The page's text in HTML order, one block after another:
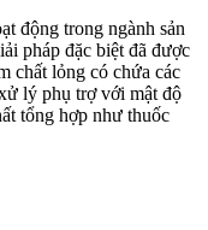
động trong ngành sản
pháp đặc biệt đã được
chất lỏng có chứa các
lý phụ trợ với mật độ
tổng hợp như thuốc